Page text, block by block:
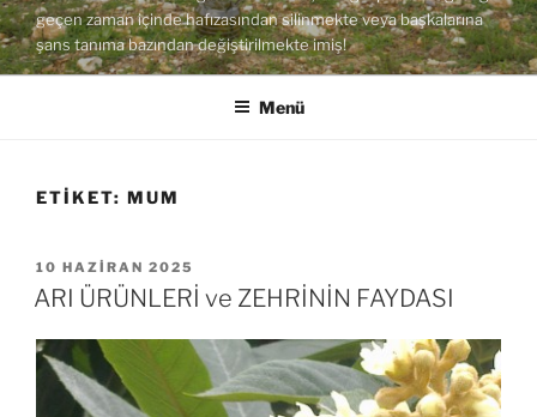
geçen zaman içinde hafızasından silinmekte veya başkalarına
şans tanıma bazından değiştirilmekte imiş!
Menü
ETIKET: MUM
YAYIM
TARIHI
10 HAZIRAN 2025
ARI ÜRÜNLERİ ve ZEHRİNİN FAYDASI